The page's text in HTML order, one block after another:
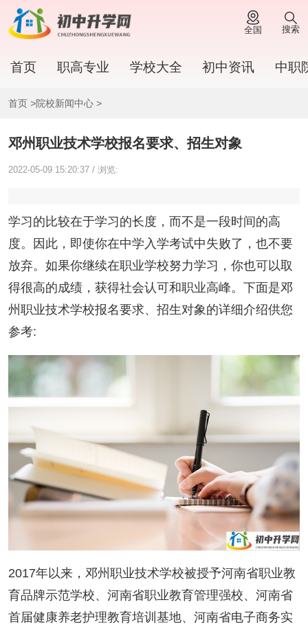
全国 搜索
首页 职高专业 学校大全 初中资讯 中职
首页 >院校新闻中心>
邓州职业技术学校报名要求、招生对象
2022-05-09 15:20:37 / 浏览:
学习的比较在于学习的长度，而不是一段时间的高
度。因此，即使你在中学入学考试中失败了，也不要
放弃。如果你继续在职业学校努力学习，你也可以取
得很高的成绩，获得社会认可和职业高峰。下面是邓
州职业技术学校报名要求、招生对象的详细介绍供您
参考:
2017年以来，邓州职业技术学校被授予河南省职业教
育品牌示范学校、河南省职业教育管理强校、河南省
首届健康养老护理教育培训基地、河南省电子商务实